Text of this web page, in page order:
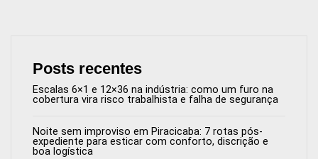
Posts recentes
Escalas 6×1 e 12×36 na indústria: como um furo na
cobertura vira risco trabalhista e falha de segurança
Noite sem improviso em Piracicaba: 7 rotas pós-
expediente para esticar com conforto, discrição e
boa logística